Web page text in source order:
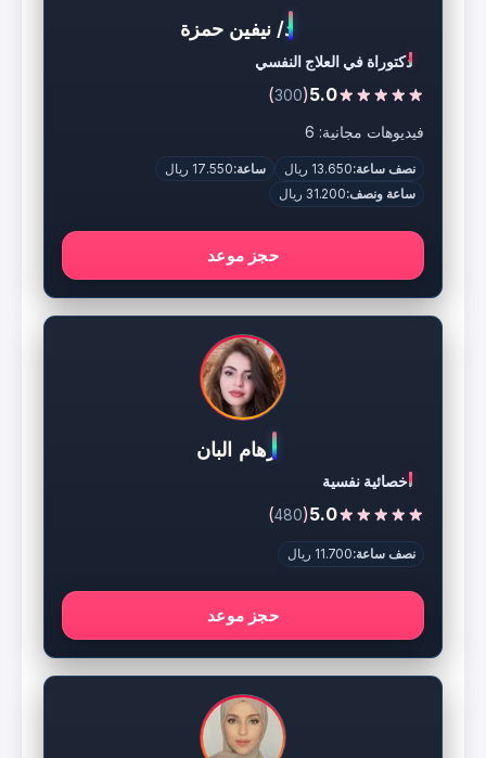
د/ نيفين حمزة
دكتوراة في العلاج النفسي
5.0
(
300
)
فيديوهات مجانية: 6
نصف ساعة:13.650 ريال ساعة:17.550 ريال
ساعة ونصف:31.200 ريال
حجز موعد
رهام البان
اخصائية نفسية
5.0
(
480
)
نصف ساعة:11.700 ريال
حجز موعد